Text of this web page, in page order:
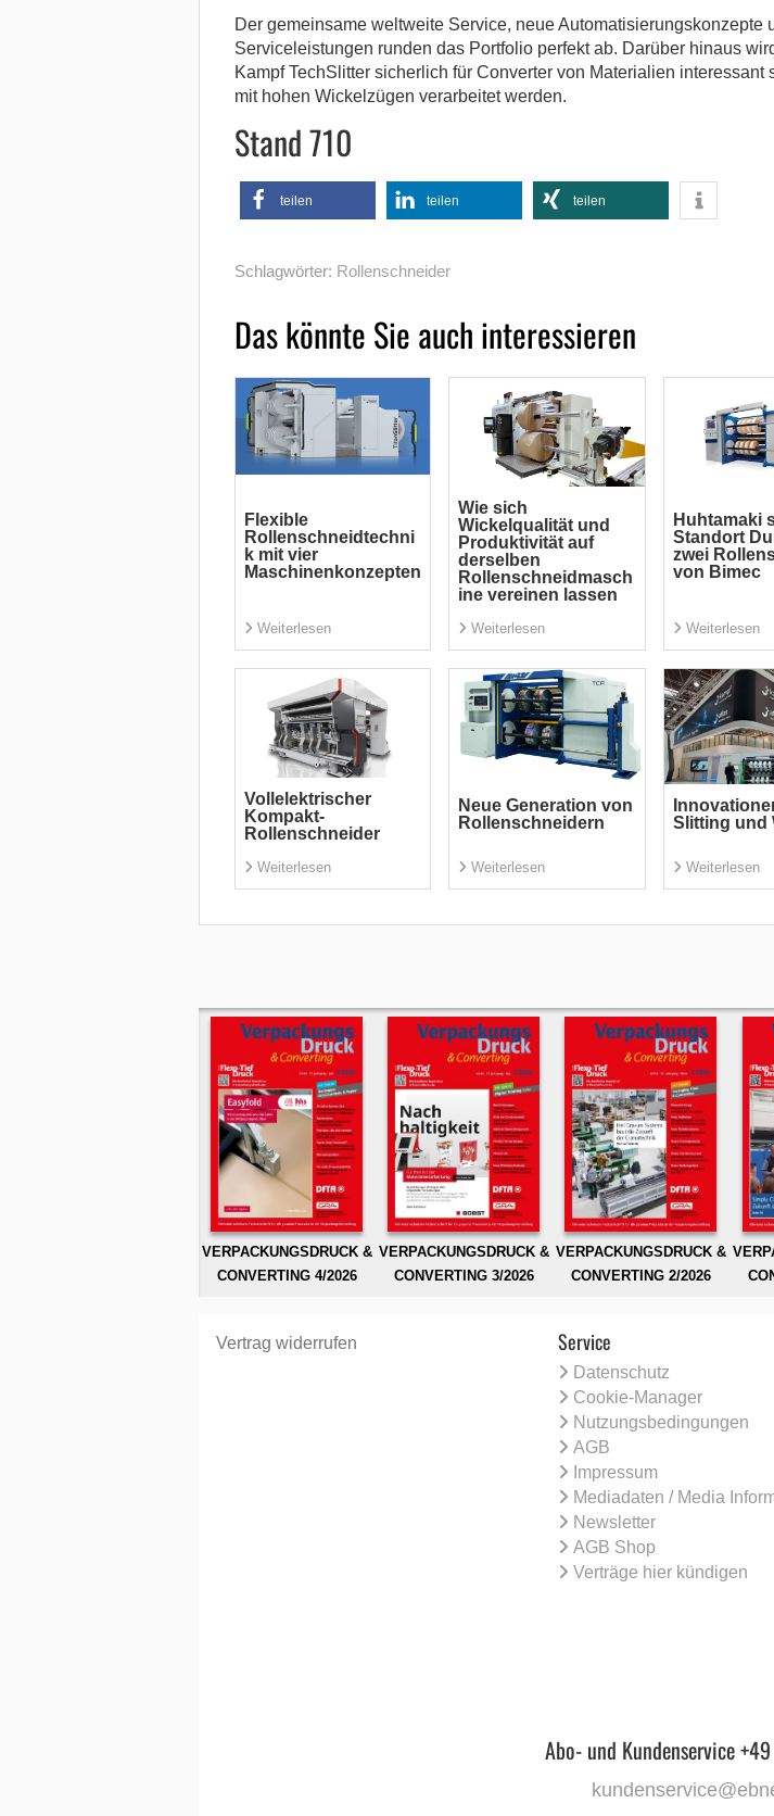
Der gemeinsame weltweite Service, neue Automatisierungskonzepte
Serviceleistungen runden das Portfolio perfekt ab. Darüber hinaus
Kampf TechSlitter sicherlich für Converter von Materialien interessant
mit hohen Wickelzügen verarbeitet werden.
Stand 710
teilen teilen teilen
Schlagwörter: Rollenschneider
Das könnte Sie auch interessieren
Flexible
Rollenschneidtechni
k mit vier
Maschinenkonzepten
Weiterlesen
Wie sich
Wickelqualität und
Produktivität auf
derselben
Rollenschneidmasch
ine vereinen lassen
Weiterlesen
Huhtamaki
Standort
zwei
von Bimec
Weiterlesen
Vollelektrischer
Kompakt-
Rollenschneider
Weiterlesen
Neue Generation von
Rollenschneidern
Weiterlesen
Slitting und
Weiterlesen
VERPACKUNGSDRUCK &
CONVERTING 4/2026
VERPACKUNGSDRUCK &
CONVERTING 3/2026
VERPACKUNGSDRUCK &
CONVERTING 2/2026
Vertrag widerrufen Service
Datenschutz
Cookie-Manager
Nutzungsbedingungen
AGB
Impressum
Mediadaten / Media
Newsletter
AGB Shop
Verträge hier kündigen
Abo- und Kundenservice